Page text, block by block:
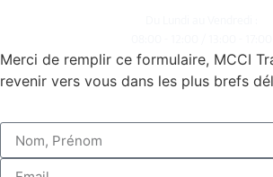
Merci de remplir ce formulaire, MCCI
revenir vers vous dans les plus brefs